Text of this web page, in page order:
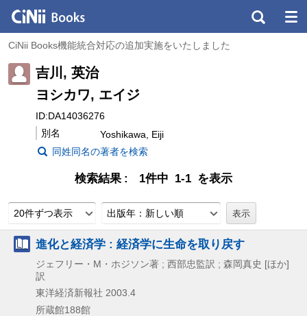
CiNii Books機能統合対応の追加実施をいたしました
吉川, 英治
ヨシカワ, エイジ
ID:DA14036276
別名
Yoshikawa, Eiji
同姓同名の著者を検索
検索結果 1件中 1-1 を表示
20件ずつ表示 出版年：新しい順
進化と経済学 : 経済学に生命を取り戻す
ジェフリー・M・ホジソン著 ; 西部忠監訳 ; 森岡真史 [ほか]
訳
東洋経済新報社 2003.4
所蔵館188館